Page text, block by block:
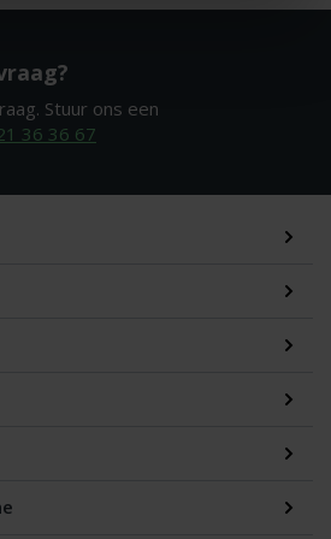
Stuur ons een
36 36 67